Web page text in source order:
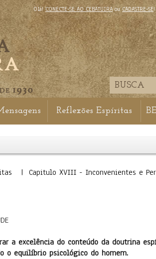
Olá!CONECTE-SE AO CEBATUIRAouCADASTRE-SE!
Reflexões Espíritas
| Capitulo XVIII - Inconvenientes e
a excelência do conteúdo da doutrina
o equilíbrio psicológico do homem.